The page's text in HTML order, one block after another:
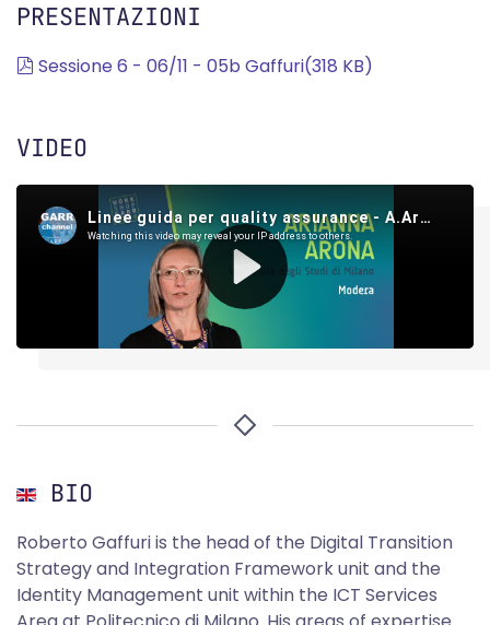
PRESENTAZIONI
pdf
Sessione 6 - 06/11 - 05b Gaffuri(318 KB)
VIDEO
BIO
Roberto Gaffuri is the head of the Digital Transition
Strategy and Integration Framework unit and the
Identity Management unit within the ICT Services